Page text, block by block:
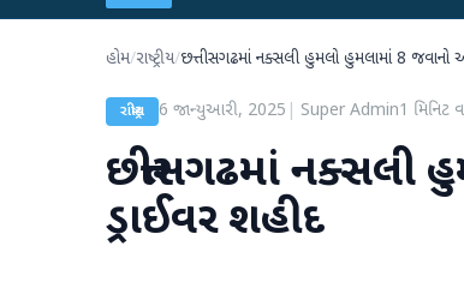
હોમ/રાષ્ટ્રીય/છત્તીસગઢમાં નક્સલી હુમલો હુમલામાં 8
રાષ્ટ્રીય 6 જાન્યુઆરી, 2025 Super Admin1 મિનિટ
છત્તીસગઢમાં
ડ્રાઈવર શહીદ